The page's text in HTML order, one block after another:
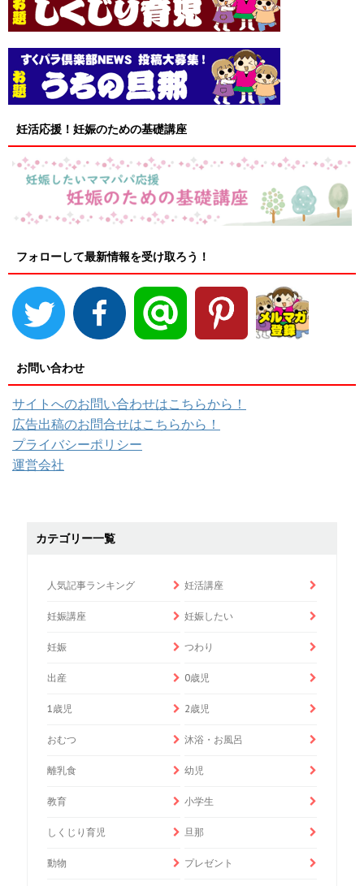
妊活応援！妊娠のための基礎講座
フォローして最新情報を受け取ろう！
お問い合わせ
サイトへのお問い合わせはこちらから！
広告出稿のお問合せはこちらから！
プライバシーポリシー
運営会社
カテゴリー一覧
人気記事ランキング 妊活講座
妊娠講座 妊娠したい
妊娠 つわり
出産 0歳児
1歳児 2歳児
おむつ 沐浴・お風呂
離乳食 幼児
教育 小学生
しくじり育児 旦那
動物 プレゼント